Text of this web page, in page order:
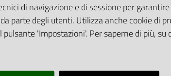
di navigazione e di sessione per
parte degli utenti. Utilizza anche cookie di
'Impostazioni'. Per saperne di più,